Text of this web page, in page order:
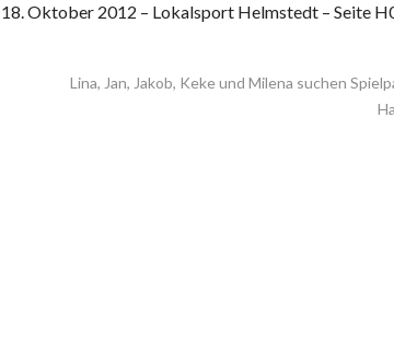
Oktober 2012 – Lokalsport Helmstedt – Seite
Lina, Jan, Jakob, Keke und Milena suchen